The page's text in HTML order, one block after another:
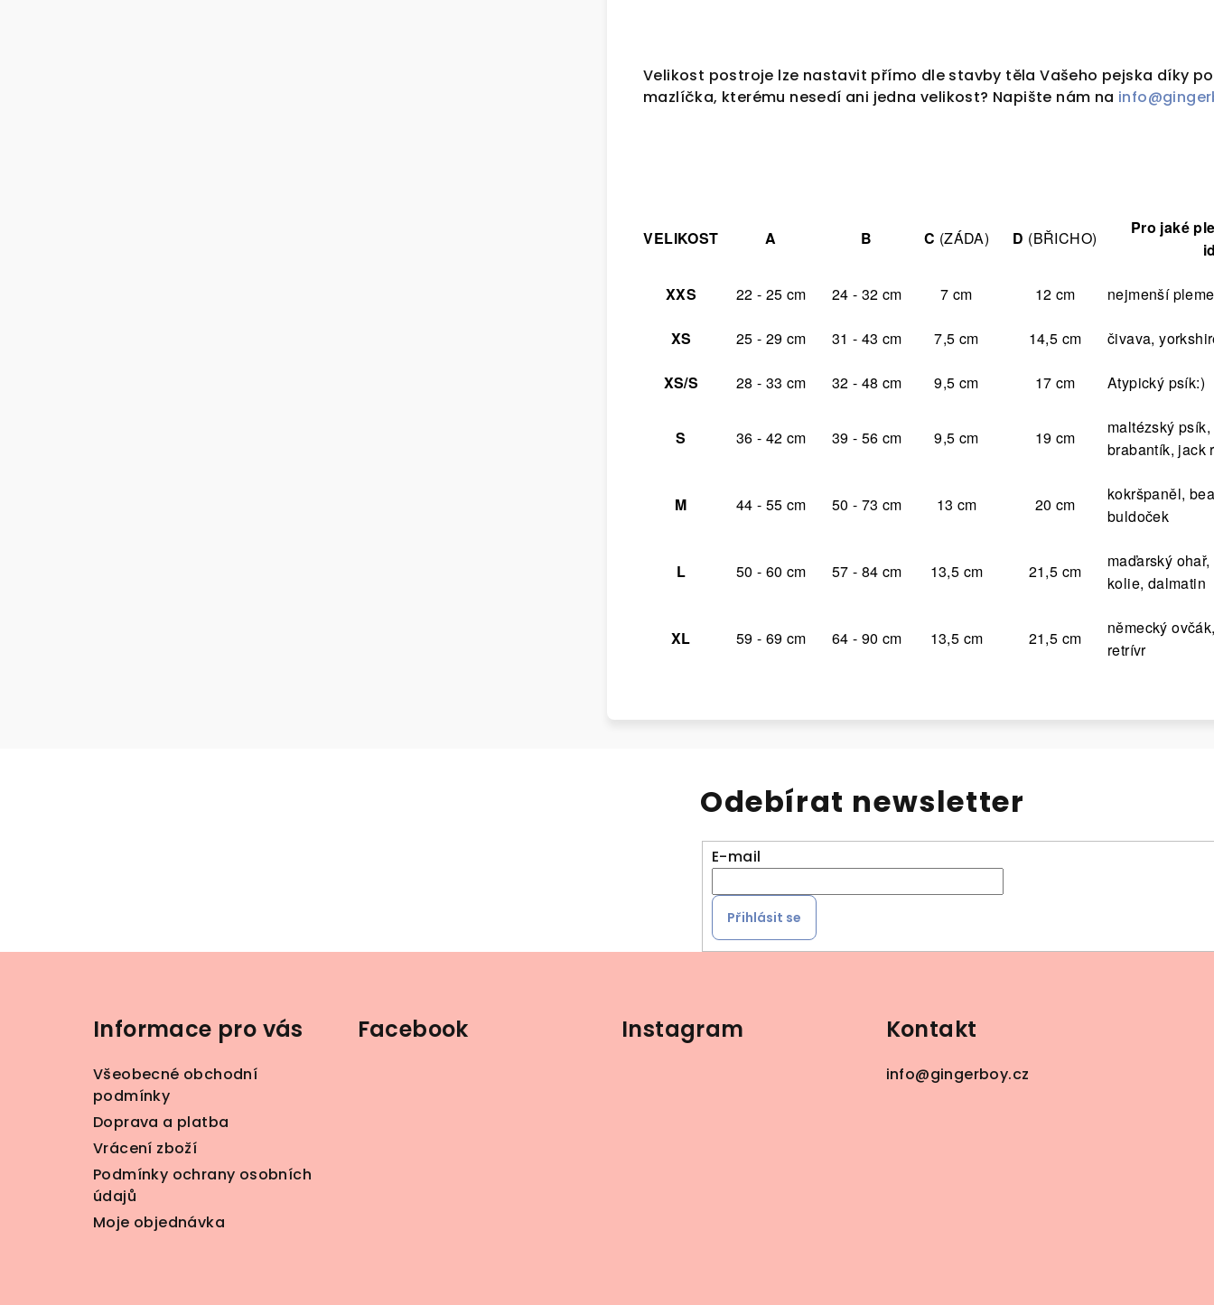
Velikost postroje lze nastavit přímo dle stavby těla Vašeho pejska díky
mazlíčka, kterému nesedí ani jedna velikost? Napište nám na
VELIKOST A B C (ZÁDA) D (BŘICHO)
Pro jaké
XXS 22 - 25 cm 24 - 32 cm 7 cm 12 cm nejmenší
XS 25 - 29 cm 31 - 43 cm 7,5 cm 14,5 cm čivava,
XS/S 28 - 33 cm 32 - 48 cm 9,5 cm 17 cm Atypický psík:)
S 36 - 42 cm 39 - 56 cm 9,5 cm 19 cm
maltézský
brabantík, jack
M 44 - 55 cm 50 - 73 cm 13 cm 20 cm
kokršpaněl,
buldoček
L 50 - 60 cm 57 - 84 cm 13,5 cm 21,5 cm
maďarský
kolie, dalmatin
XL 59 - 69 cm 64 - 90 cm 13,5 cm 21,5 cm
německý
retrívr
Odebírat newsletter
E-mail
Přihlásit se
Informace pro vás
Všeobecné obchodní
podmínky
Doprava a platba
Vrácení zboží
Podmínky ochrany osobních
údajů
Moje objednávka
Facebook Instagram Kontakt
info@gingerboy.cz